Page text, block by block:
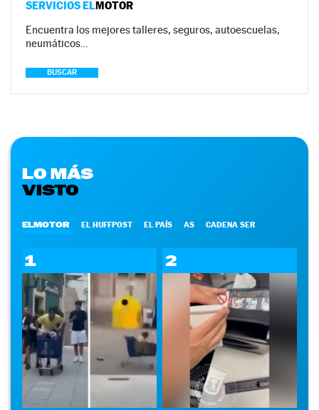
SERVICIOS ELMOTOR
Encuentra los mejores talleres, seguros, autoescuelas,
neumáticos…
BUSCAR
LO MÁS
VISTO
ELMOTOR EL HUFFPOST EL PAÍS AS CADENA SER
1 2